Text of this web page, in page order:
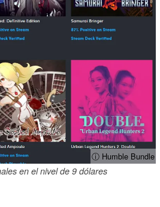
ⓘ Humble Bundle
en el nivel de 9 dólares